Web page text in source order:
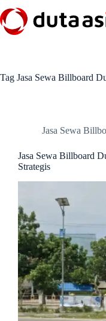
to
content
Tag Jasa Sewa Billboard
Jasa Sewa
Jasa Sewa Billboard
Strategis